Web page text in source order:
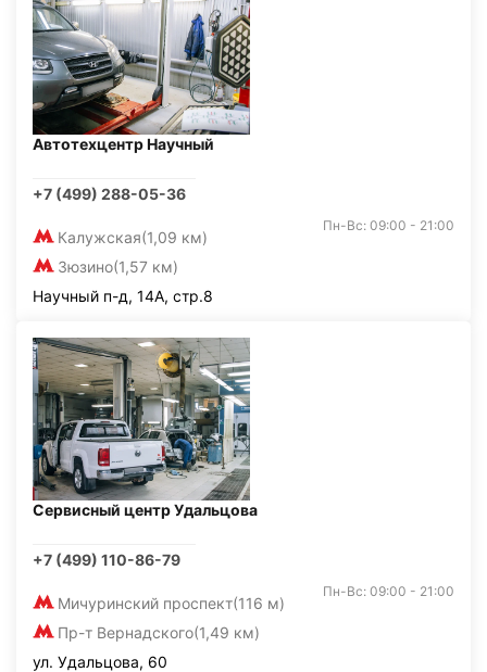
Автотехцентр Научный
+7 (499) 288-05-36
Калужская(1,09 км)
Зюзино(1,57 км)
Пн-Вс: 09:00 - 21:00
Научный п-д, 14А, стр.8
Сервисный центр Удальцова
+7 (499) 110-86-79
Мичуринский проспект(116 м)
Пр-т Вернадского(1,49 км)
Пн-Вс: 09:00 - 21:00
ул. Удальцова, 60